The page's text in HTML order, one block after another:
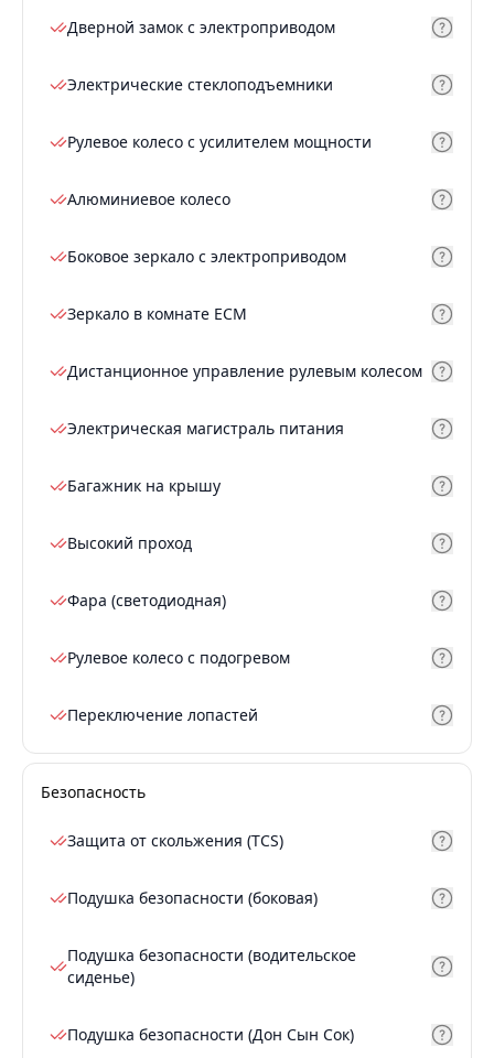
Дверной замок с электроприводом
Электрические стеклоподъемники
Рулевое колесо с усилителем мощности
Алюминиевое колесо
Боковое зеркало с электроприводом
Зеркало в комнате ECM
Дистанционное управление рулевым колесом
Электрическая магистраль питания
Багажник на крышу
Высокий проход
Фара (светодиодная)
Рулевое колесо с подогревом
Переключение лопастей
Безопасность
Защита от скольжения (TCS)
Подушка безопасности (боковая)
Подушка безопасности (водительское
сиденье)
Подушка безопасности (Дон Сын Сок)